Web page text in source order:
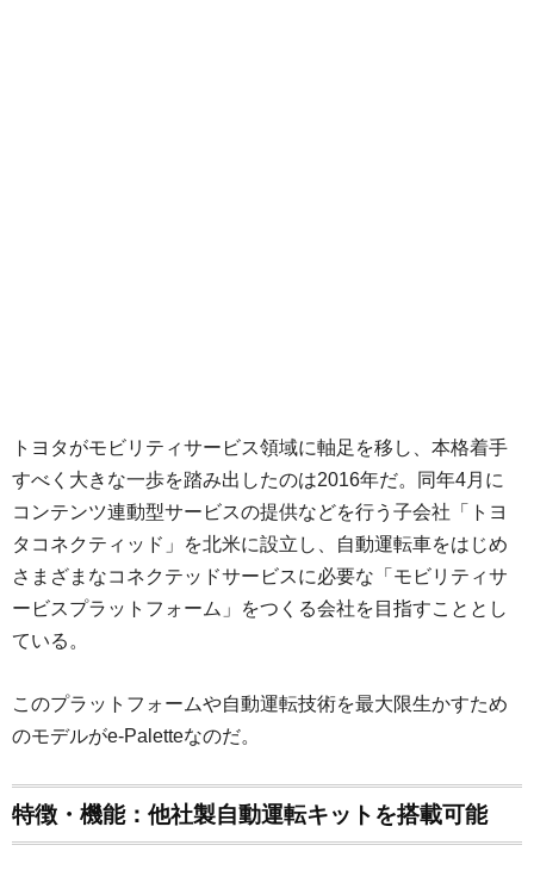
トヨタがモビリティサービス領域に軸足を移し、本格着手
すべく大きな一歩を踏み出したのは2016年だ。同年4月に
コンテンツ連動型サービスの提供などを行う子会社「トヨ
タコネクティッド」を北米に設立し、自動運転車をはじめ
さまざまなコネクテッドサービスに必要な「モビリティサ
ービスプラットフォーム」をつくる会社を目指すこととし
ている。
このプラットフォームや自動運転技術を最大限生かすため
のモデルがe-Paletteなのだ。
特徴・機能：他社製自動運転キットを搭載可能